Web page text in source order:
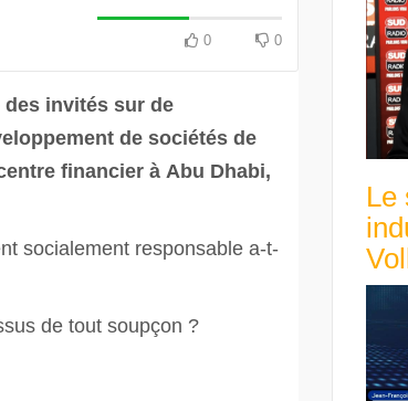
0 0
des invités sur de
de sociétés de
financier à Abu Dhabi,
socialement responsable a-t-
de tout soupçon ?
Le